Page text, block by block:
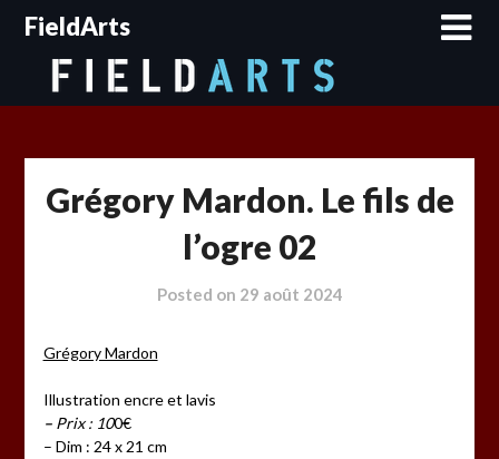
SkipFieldArts
Grégory Mardon. Le fils de
l’ogre 02
Posted on 29 août 2024
Grégory Mardon
Illustration encre et lavis
– Prix : 100€
– Dim : 24 x 21 cm